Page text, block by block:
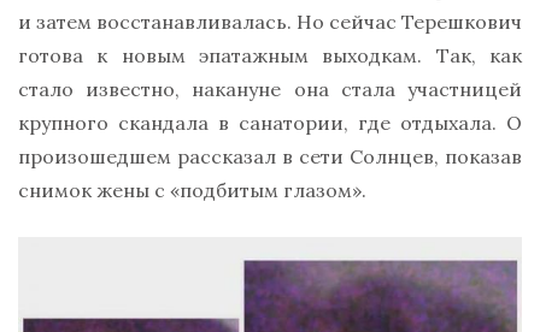
и затем восстанавливалась. Но сейчас Терешкович
готова к новым эпатажным выходкам. Так, как
стало известно, накануне она стала участницей
крупного скандала в санатории, где отдыхала. О
произошедшем рассказал в сети Солнцев, показав
снимок жены с «подбитым глазом».